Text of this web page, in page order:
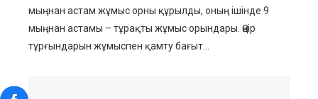
мыңнан астам жұмыс орны құрылды, оның ішінде 9
мыңнан астамы – тұрақты жұмыс орындары. Өңір
тұрғындарын жұмыспен қамту бағыт...